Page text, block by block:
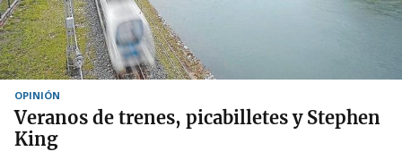
OPINIÓN
Veranos de trenes, picabilletes y Stephen
King